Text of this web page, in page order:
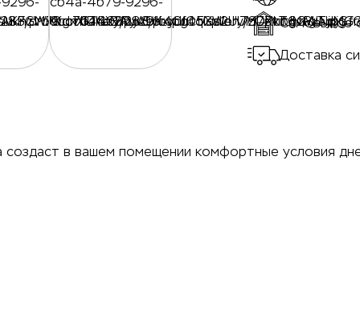
Самовывоз
Доставка
в вашем помещении комфортные условия